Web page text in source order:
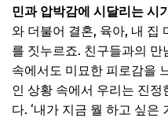
바다와 자연이 선사하는
🎧 당신의 시간, 어떤 음
✨ 당신을 위한 큐레이션
문화와 자연이 어우러진
민과 압박감에 시달리는 시
와 더불어 결혼, 육아, 내 집
를 짓누르죠. 친구들과의
속에서도 미묘한 피로감을
인 상황 속에서 우리는 진
다. ‘내가 지금 뭘 하고 싶은